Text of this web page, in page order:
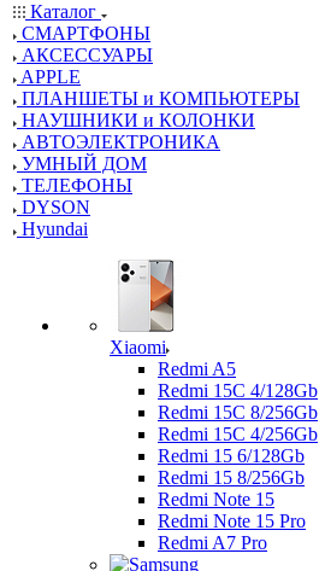
Каталог
СМАРТФОНЫ
АКСЕССУАРЫ
APPLE
ПЛАНШЕТЫ и КОМПЬЮТЕРЫ
НАУШНИКИ и КОЛОНКИ
АВТОЭЛЕКТРОНИКА
УМНЫЙ ДОМ
ТЕЛЕФОНЫ
DYSON
Hyundai
Xiaomi
Redmi A5
Redmi 15C 4/128Gb
Redmi 15C 8/256Gb
Redmi 15C 4/256Gb
Redmi 15 6/128Gb
Redmi 15 8/256Gb
Redmi Note 15
Redmi Note 15 Pro
Redmi A7 Pro